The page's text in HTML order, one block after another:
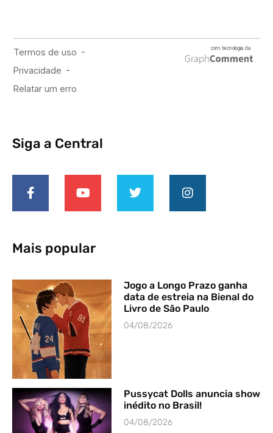
Siga a Central
Mais popular
Jogo a Longo Prazo ganha
data de estreia na Bienal do
Livro de São Paulo
04/08/2026
Pussycat Dolls anuncia show
inédito no Brasil!
04/08/2026